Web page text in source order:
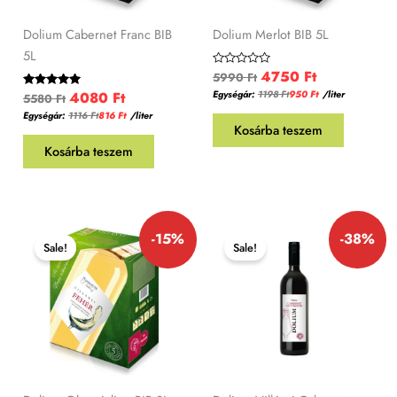
Dolium Cabernet Franc BIB
5L
Értékelés:
5.00
/ 5
5580Ft 4080 Ft
Egységár: 1116Ft816 Ft /liter
Kosárba teszem
Dolium Merlot BIB 5L
Értékelés:
0
/
5990Ft 4750 Ft
Egységár: 1198Ft950 Ft /liter
Kosárba teszem
-15%
Sale!
Original
price
was:
5590 Ft.
Current
price
is:
4750 Ft.
-38%
Sale! was:
2490 Ft.
Current
price
1545 Ft.